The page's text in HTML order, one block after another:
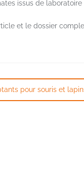
issus de laboratoire
et le dossier
pour souris et